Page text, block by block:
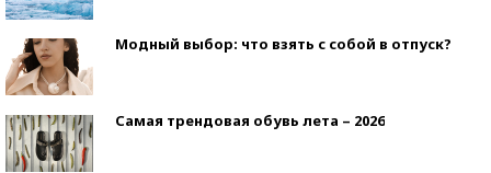
Модный выбор: что взять с собой в отпуск?
Самая трендовая обувь лета – 2026